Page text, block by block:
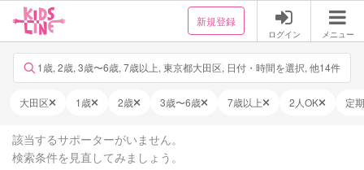
新規登録
ログイン メニュー
1歳, 2歳, 3歳〜6歳, 7歳以上, 東京都大田区, 日付・時間を選択, 他14件
大田区 1歳 2歳 3歳〜6歳 7歳以上 2人OK 定
該当するサポーターがいません。
検索条件を見直してみましょう。